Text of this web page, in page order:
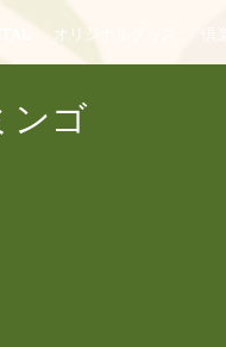
オリジナルグッズ
ンゴ